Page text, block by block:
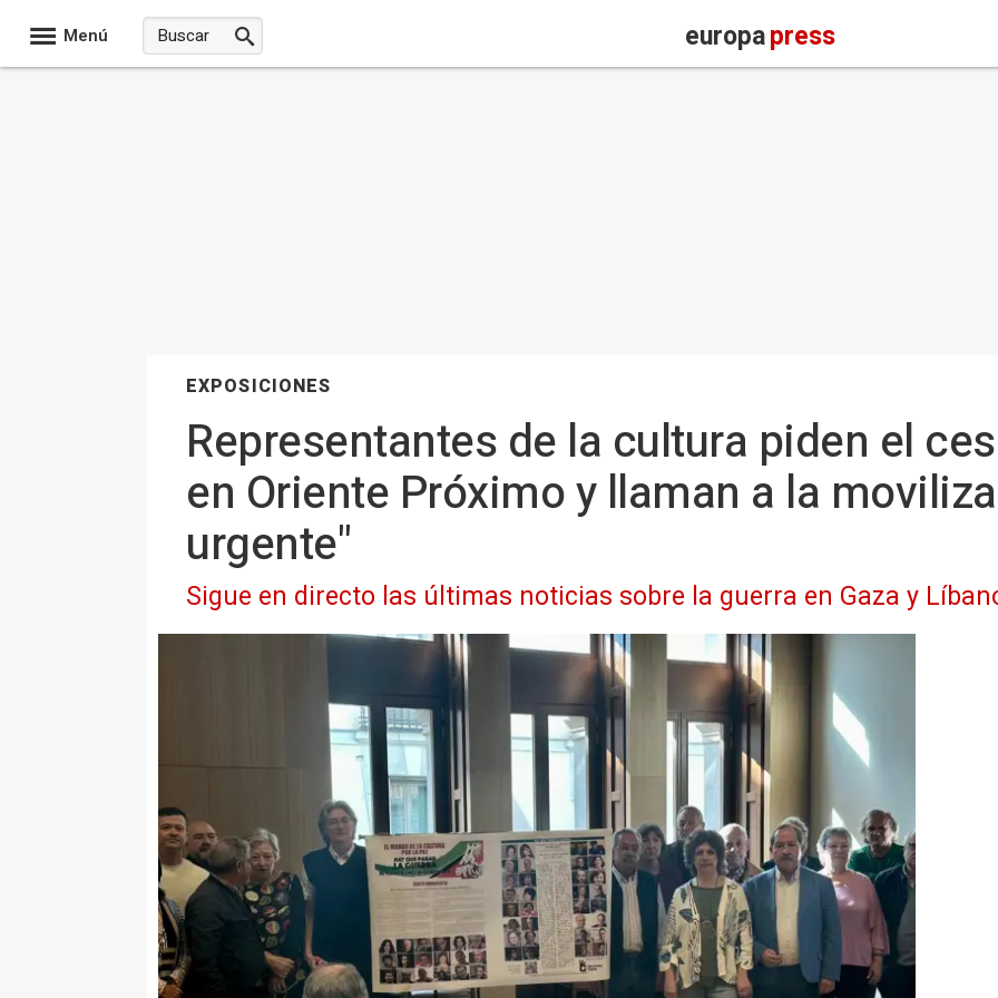
Menú europapress
EXPOSICIONES
Representantes de la cultura piden el
en Oriente Próximo y llaman a la
urgente"
Sigue en directo las últimas noticias sobre la guerra en Gaza y